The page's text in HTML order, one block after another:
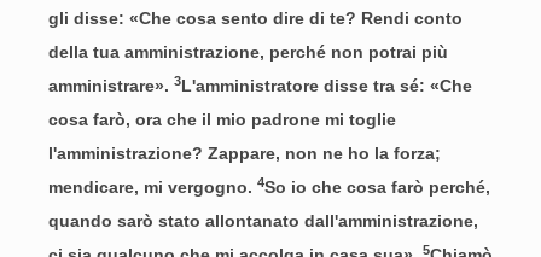
gli disse: «Che cosa sento dire di te? Rendi conto
della tua amministrazione, perché non potrai più
amministrare». 3L'amministratore disse tra sé: «Che
cosa farò, ora che il mio padrone mi toglie
l'amministrazione? Zappare, non ne ho la forza;
mendicare, mi vergogno. 4So io che cosa farò perché,
quando sarò stato allontanato dall'amministrazione,
5